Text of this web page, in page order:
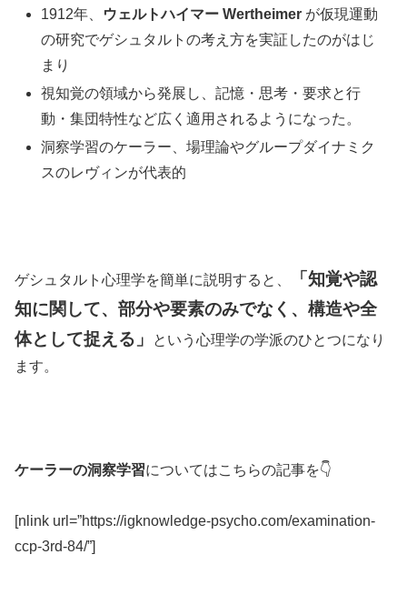
1912年、
ウェルトハイマー Wertheimer が仮現運動
の研究でゲシュタルトの考え方を実証したのがはじ
まり
視知覚の領域から発展し、記憶・思考・要求と行
動・集団特性など広く適用されるようになった。
洞察学習のケーラー、場理論やグループダイナミク
スのレヴィンが代表的
ゲシュタルト心理学を簡単に説明すると、
「知覚や認
知に関して、部分や要素のみでなく、構造や全
体として捉える」
という心理学の学派のひとつになり
ます。
ケーラーの洞察学習についてはこちらの記事を👇
[nlink url=”https://igknowledge-psycho.com/examination-
ccp-3rd-84/”]